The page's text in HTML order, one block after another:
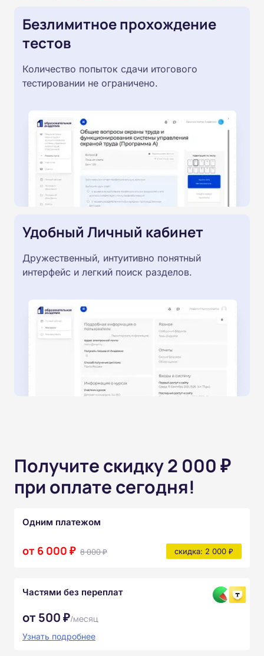
Безлимитное прохождение
тестов
Количество попыток сдачи итогового
тестировании не ограничено.
Удобный Личный кабинет
Дружественный, интуитивно понятный
интерфейс и легкий поиск разделов.
Получите скидку 2 000 ₽
при оплате сегодня!
Одним платежом
от 6 000 ₽ 8 000 ₽ скидка: 2 000 ₽
Частями без переплат
от 500 ₽/месяц
Узнать подробнее